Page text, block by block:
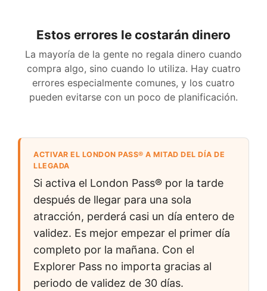
Estos errores le costarán dinero
La mayoría de la gente no regala dinero cuando
compra algo, sino cuando lo utiliza. Hay cuatro
errores especialmente comunes, y los cuatro
pueden evitarse con un poco de planificación.
ACTIVAR EL LONDON PASS® A MITAD DEL DÍA DE
LLEGADA
Si activa el London Pass® por la tarde
después de llegar para una sola
atracción, perderá casi un día entero de
validez. Es mejor empezar el primer día
completo por la mañana. Con el
Explorer Pass no importa gracias al
periodo de validez de 30 días.